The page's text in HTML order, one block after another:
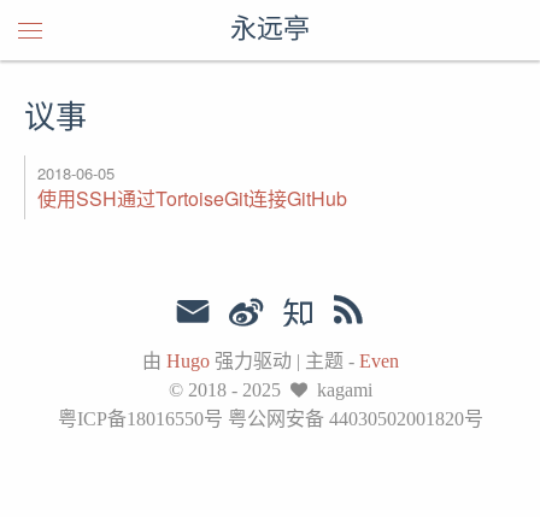
永远亭
议事
2018-06-05
使用SSH通过TortoiseGit连接GitHub
由 Hugo强力驱动 | 主题 - Even
© 2018 - 2025
kagami
粤ICP备18016550号 粤公网安备 44030502001820号